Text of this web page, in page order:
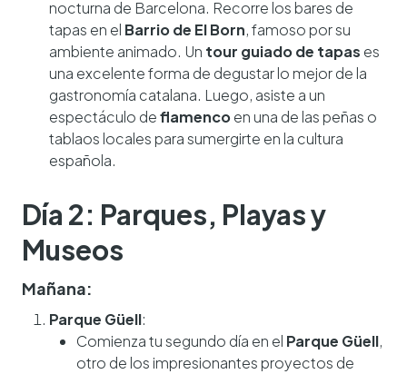
nocturna de Barcelona. Recorre los bares de
tapas en el Barrio de El Born, famoso por su
ambiente animado. Un tour guiado de tapas es
una excelente forma de degustar lo mejor de la
gastronomía catalana. Luego, asiste a un
espectáculo deflamencoen una de las peñas o
tablaos locales para sumergirte en la cultura
española.
Día 2: Parques, Playas y
Museos
Mañana:
Parque Güell:
Comienza tu segundo día en el Parque Güell,
otro de los impresionantes proyectos de